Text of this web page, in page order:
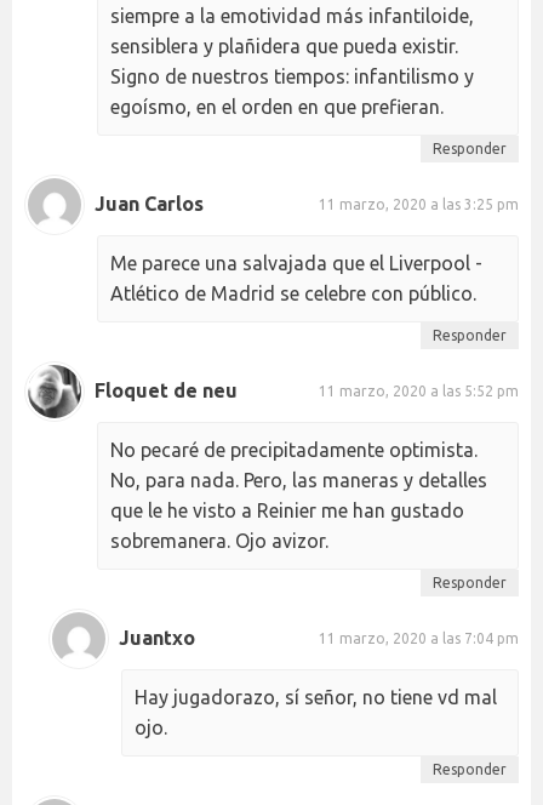
siempre a la emotividad más infantiloide,
sensiblera y plañidera que pueda existir.
Signo de nuestros tiempos: infantilismo y
egoísmo, en el orden en que prefieran.
Responder
Juan Carlos 11 marzo, 2020 a las 3:25 pm
Me parece una salvajada que el Liverpool -
Atlético de Madrid se celebre con público.
Responder
Floquet de neu 11 marzo, 2020 a las 5:52 pm
No pecaré de precipitadamente optimista.
No, para nada. Pero, las maneras y detalles
que le he visto a Reinier me han gustado
sobremanera. Ojo avizor.
Responder
Juantxo 11 marzo, 2020 a las 7:04 pm
Hay jugadorazo, sí señor, no tiene vd mal
ojo.
Responder